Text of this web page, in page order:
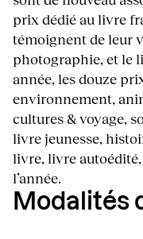
prix dédié au livre
témoignent de leur
photographie, et le
année, les douze
environnement,
cultures & voyage,
livre jeunesse,
livre, livre autoédité,
l’année.
Modalités